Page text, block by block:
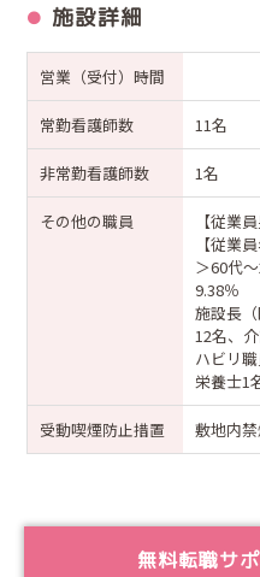
施設詳細
営業（受付）時間
常勤看護師数 11名
非常勤看護師数 1名
その他の職員
【従業
【従業
＞60代
9.38％
施設長
12名、
ハビリ
栄養士1
受動喫煙防止措置 敷地内
無料転職サ